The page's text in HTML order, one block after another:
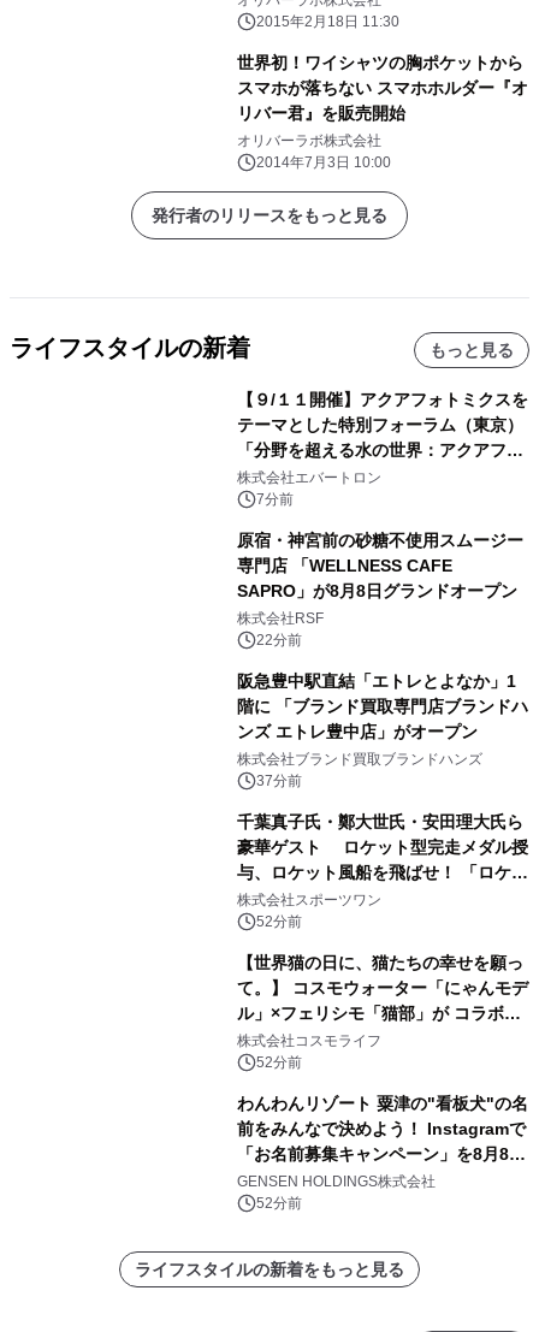
2015年2月18日 11:30
世界初！ワイシャツの胸ポケットから
スマホが落ちない スマホホルダー『オ
リバー君』を販売開始
オリバーラボ株式会社
2014年7月3日 10:00
発行者のリリースをもっと見る
ライフスタイルの新着 もっと見る
【９/１１開催】アクアフォトミクスを
テーマとした特別フォーラム（東京）
「分野を超える水の世界：アクアフォ
トミクスが切り拓く新しい科学の地
平」を開催
株式会社エバートロン
7分前
原宿・神宮前の砂糖不使用スムージー
専門店 「WELLNESS CAFE
SAPRO」が8月8日グランドオープン
株式会社RSF
22分前
阪急豊中駅直結「エトレとよなか」1
階に 「ブランド買取専門店ブランドハ
ンズ エトレ豊中店」がオープン
株式会社ブランド買取ブランドハンズ
37分前
千葉真子氏・鄭大世氏・安田理大氏ら
豪華ゲスト ロケット型完走メダル授
与、ロケット風船を飛ばせ！ 「ロケッ
トマラソン2026」開催
株式会社スポーツワン
52分前
【世界猫の日に、猫たちの幸せを願っ
て。】 コスモウォーター「にゃんモデ
ル」×フェリシモ「猫部」が コラボキ
ャンペーンを実施
株式会社コスモライフ
52分前
わんわんリゾート 粟津の"看板犬"の名
前をみんなで決めよう！ Instagramで
「お名前募集キャンペーン」を8月8日
(土)より開催
GENSEN HOLDINGS株式会社
52分前
ライフスタイルの新着をもっと見る